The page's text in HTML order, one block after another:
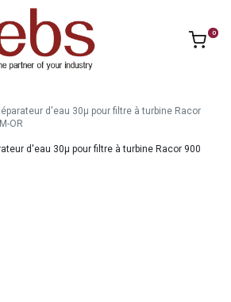
0
d'eau 30µ pour filtre à turbine Racor
OR